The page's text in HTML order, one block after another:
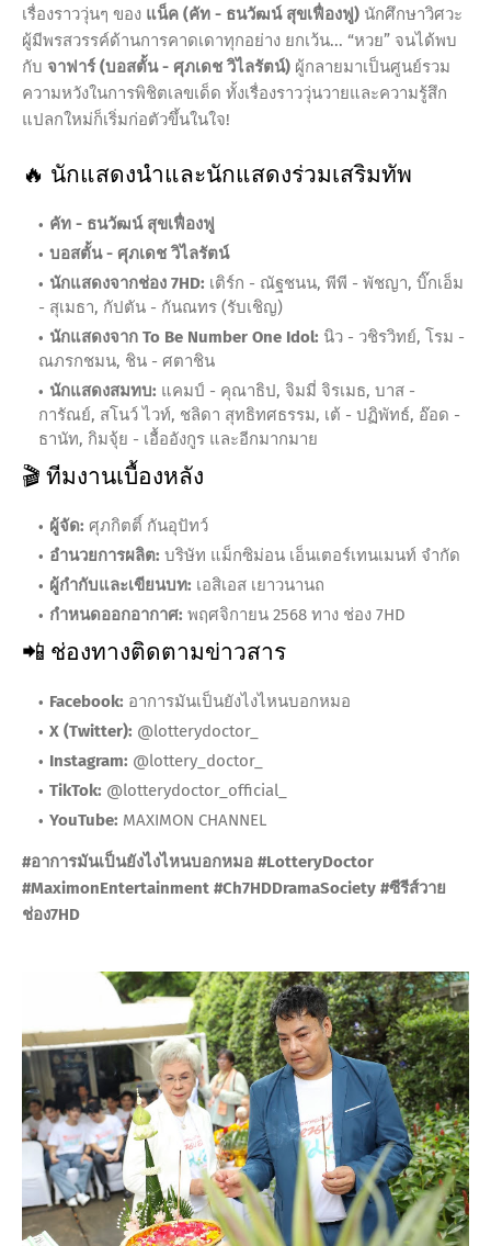
เรื่องราววุ่นๆ ของ แน็ค (คัท - ธนวัฒน์ สุขเฟื่องฟู) นักศึกษาวิศวะ
ผู้มีพรสวรรค์ด้านการคาดเดาทุกอย่าง ยกเว้น... “หวย” จนได้พบ
กับ จาฟาร์ (บอสตั้น - ศุภเดช วิไลรัตน์) ผู้กลายมาเป็นศูนย์รวม
ความหวังในการพิชิตเลขเด็ด ทั้งเรื่องราววุ่นวายและความรู้สึก
แปลกใหม่ก็เริ่มก่อตัวขึ้นในใจ!
🔥 นักแสดงนำและนักแสดงร่วมเสริมทัพ
คัท - ธนวัฒน์ สุขเฟื่องฟู
บอสตั้น - ศุภเดช วิไลรัตน์
นักแสดงจากช่อง 7HD: เติร์ก - ณัฐชนน, พีพี - พัชญา, บิ๊กเอ็ม
- สุเมธา, กัปตัน - กันณทร (รับเชิญ)
นักแสดงจาก To Be Number One Idol: นิว - วชิรวิทย์, โรม -
ณภรกชมน, ชิน - ศตาชิน
นักแสดงสมทบ: แคมป์ - คุณาธิป, จิมมี่ จิรเมธ, บาส -
การัณย์, สโนว์ ไวท์, ชลิดา สุทธิทศธรรม, เต้ - ปฏิพัทธ์, อ๊อด -
ธานัท, กิมจุ้ย - เอื้ออังกูร และอีกมากมาย
🎬 ทีมงานเบื้องหลัง
ผู้จัด: ศุภกิตติ์ กันอุปัทว์
อำนวยการผลิต: บริษัท แม็กซิม่อน เอ็นเตอร์เทนเมนท์ จำกัด
ผู้กำกับและเขียนบท: เอสิเอส เยาวนานถ
กำหนดออกอากาศ: พฤศจิกายน 2568 ทาง ช่อง 7HD
📲 ช่องทางติดตามข่าวสาร
Facebook: อาการมันเป็นยังไงไหนบอกหมอ
X (Twitter): @lotterydoctor_
Instagram: @lottery_doctor_
TikTok: @lotterydoctor_official_
YouTube: MAXIMON CHANNEL
#อาการมันเป็นยังไงไหนบอกหมอ #LotteryDoctor
#MaximonEntertainment #Ch7HDDramaSociety #ซีรีส์วาย
ช่อง7HD